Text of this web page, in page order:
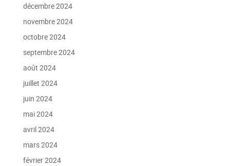
décembre 2024
novembre 2024
octobre 2024
septembre 2024
août 2024
juillet 2024
juin 2024
mai 2024
avril 2024
mars 2024
février 2024